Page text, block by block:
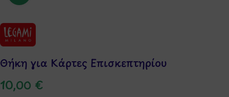
Θήκη για Κάρτες Επισκεπτηρίου
10,00 €